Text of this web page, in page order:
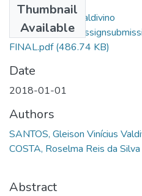
Thumbnail
Available
Gleison Vinícius Valdivino
FINAL.pdf(486.74 KB)
Date
2018-01-01
Authors
SANTOS, Gleison Vinícius
COSTA, Roselma Reis da Silva
Abstract